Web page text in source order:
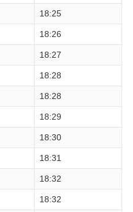
18:25
18:26
18:27
18:28
18:28
18:29
18:30
18:31
18:32
18:32